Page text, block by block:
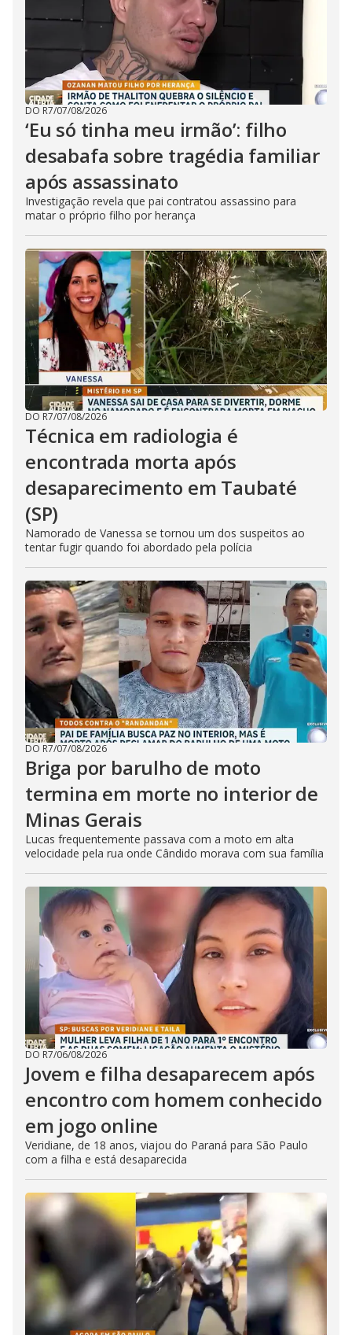
DO R7/07/08/2026
‘Eu só tinha meu irmão’: filho
desabafa sobre tragédia familiar
após assassinato
Investigação revela que pai contratou assassino para
matar o próprio filho por herança
DO R7/07/08/2026
Técnica em radiologia é
encontrada morta após
desaparecimento em Taubaté
(SP)
Namorado de Vanessa se tornou um dos suspeitos ao
tentar fugir quando foi abordado pela polícia
DO R7/07/08/2026
Briga por barulho de moto
termina em morte no interior de
Minas Gerais
Lucas frequentemente passava com a moto em alta
velocidade pela rua onde Cândido morava com sua família
DO R7/06/08/2026
Jovem e filha desaparecem após
encontro com homem conhecido
em jogo online
Veridiane, de 18 anos, viajou do Paraná para São Paulo
com a filha e está desaparecida